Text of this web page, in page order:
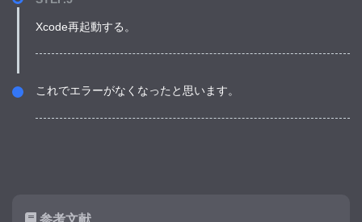
Xcode再起動する。
これでエラーがなくなったと思います。
参考文献